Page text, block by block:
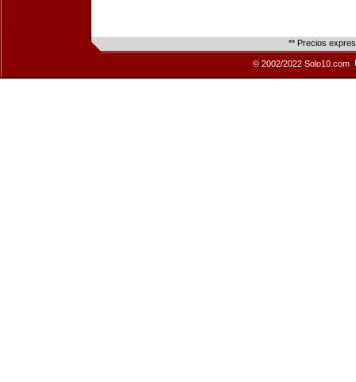
** Precios
© 2002/2022 Solo10.com